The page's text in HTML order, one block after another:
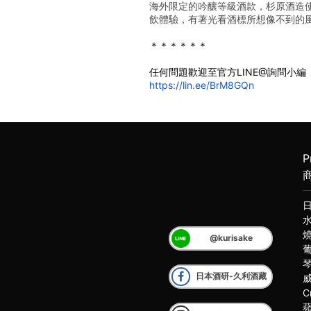
海外限定的吟釀等級酒款，杉原酒造
飲體驗，有著光看酒標所想像不到的
﻿＊＊＊＊＊＊
任何問題歡迎至官方LINE@詢問小編
https://lin.ee/BrM8GQn
@kurisake
日本酒研-久利酒藏